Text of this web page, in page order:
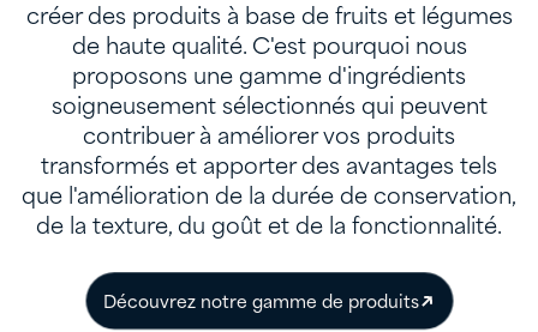
créer des produits à base de fruits et légumes
de haute qualité. C'est pourquoi nous
proposons une gamme d'ingrédients
soigneusement sélectionnés qui peuvent
contribuer à améliorer vos produits
transformés et apporter des avantages tels
que l'amélioration de la durée de conservation,
de la texture, du goût et de la fonctionnalité.
Découvrez notre gamme de produits